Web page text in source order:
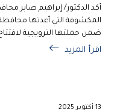
أكد الدكتور/ إبراهيم صابر
المكشوفة التي أعدتها
ضمن حملتها الترويجية
اقرأ المزيد
13 أكتوبر 2025